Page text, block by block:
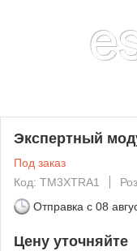
Экспертный
Под заказ
Код: TM3XTRA1
Отправка с 08
Цену уточняйте